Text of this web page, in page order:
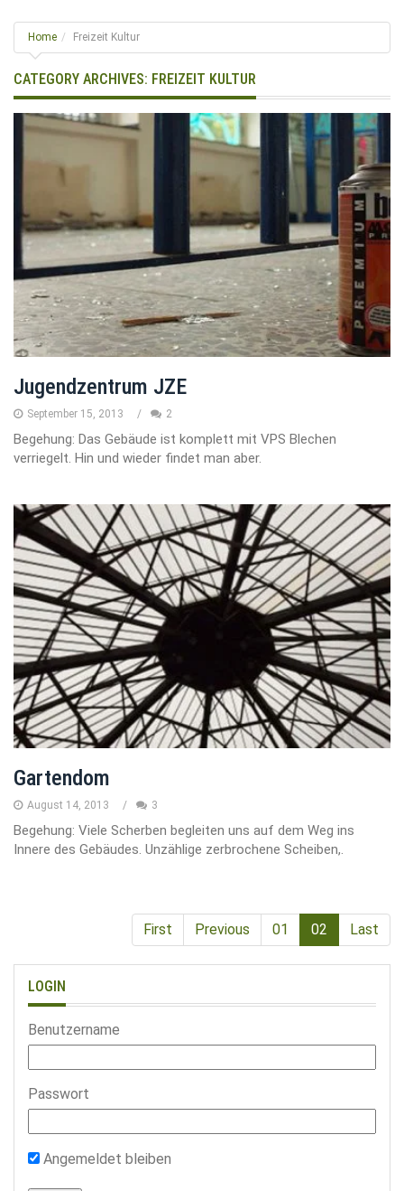
l
e
n
a
v
i
o
Home Freizeit Kultur
CATEGORY ARCHIVES: FREIZEIT KULTUR
Jugendzentrum JZE
September 15, 2013 2
Begehung: Das Gebäude ist komplett mit VPS Blechen
verriegelt. Hin und wieder findet man aber.
Gartendom
August 14, 2013 3
Begehung: Viele Scherben begleiten uns auf dem Weg ins
Innere des Gebäudes. Unzählige zerbrochene Scheiben,.
First Previous 01 02 Last
LOGIN
Benutzername
Passwort
Angemeldet bleiben